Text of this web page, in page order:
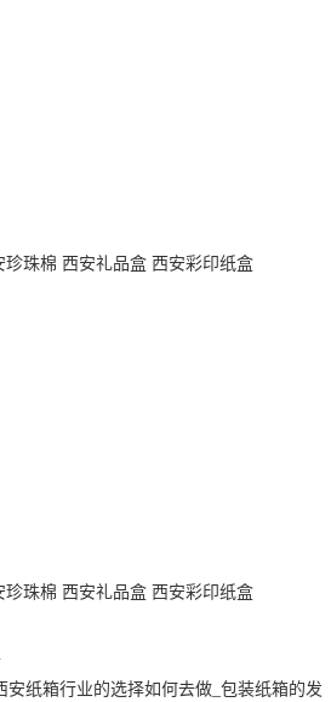
珍珠棉 西安礼品盒 西安彩印纸盒
珍珠棉 西安礼品盒 西安彩印纸盒
安纸箱行业的选择如何去做_包装纸箱的发